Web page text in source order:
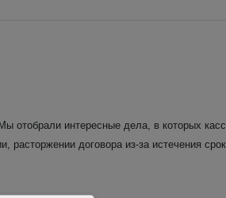
интересные дела, в которых
договора из-за истечения